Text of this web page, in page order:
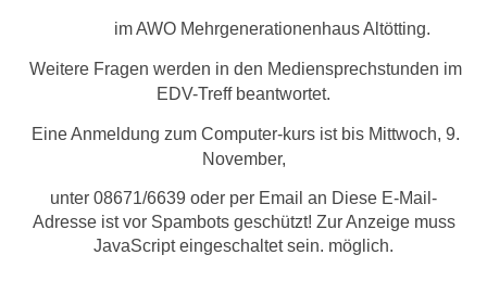
im AWO Mehrgenerationenhaus Altötting.
Weitere Fragen werden in den Mediensprechstunden im
EDV-Treff beantwortet.
Eine Anmeldung zum Computer-kurs ist bis Mittwoch, 9.
November,
unter 08671/6639 oder per Email an Diese E-Mail-
Adresse ist vor Spambots geschützt! Zur Anzeige muss
JavaScript eingeschaltet sein. möglich.